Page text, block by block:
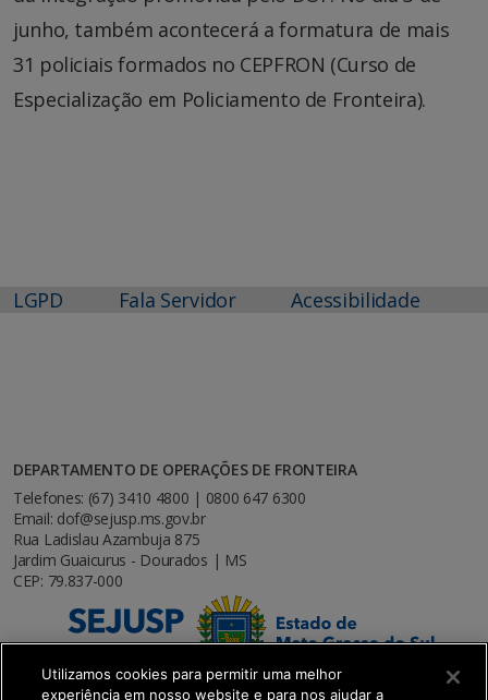
junho, também acontecerá a formatura de mais
31 policiais formados no CEPFRON (Curso de
Especialização em Policiamento de Fronteira).
LGPD Fala Servidor Acessibilidade
DEPARTAMENTO DE OPERAÇÕES DE FRONTEIRA
Telefones: (67) 3410 4800 | 0800 647 6300
Email: dof@sejusp.ms.gov.br
Rua Ladislau Azambuja 875
Jardim Guaicurus - Dourados | MS
CEP: 79.837-000
Utilizamos cookies para permitir uma melhor
experiência em nosso website e para nos ajudar a